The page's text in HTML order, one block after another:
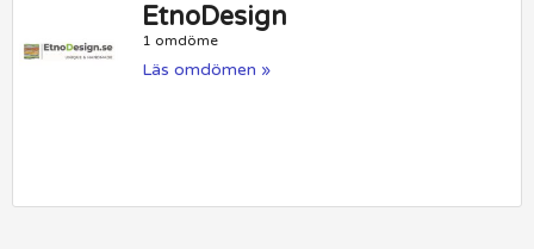
EtnoDesign
1 omdöme
Läs omdömen »